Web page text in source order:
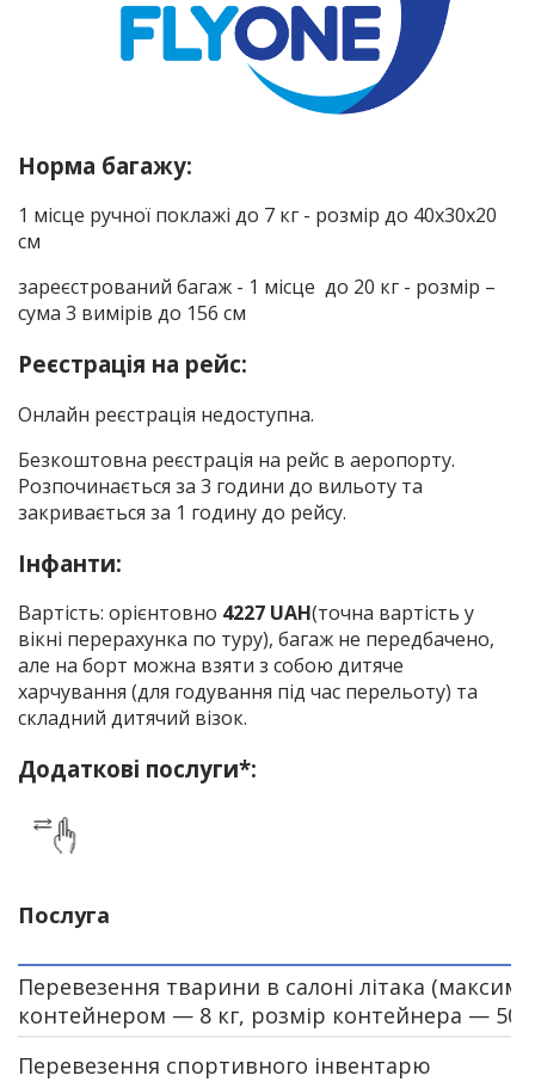
Норма багажу:
1 місце ручної поклажі до 7 кг - розмір до 40x30x20
cм
зареєстрований багаж - 1 місце до 20 кг - розмір –
сума 3 вимірів до 156 см
Реєстрація на рейс:
Онлайн реєстрація недоступна.
Безкоштовна реєстрація на рейс в аеропорту.
Розпочинається за 3 години до вильоту та
закривається за 1 годину до рейсу.
Інфанти:
Вартість: орієнтовно 4227 UAH(точна вартість у
вікні перерахунка по туру), багаж не передбачено,
але на борт можна взяти з собою дитяче
харчування (для годування під час перельоту) та
складний дитячий візок.
Додаткові послуги*:
Послуга
Перевезення тварини в салоні літака
контейнером — 8 кг, розмір контейнера — 50
Перевезення спортивного інвентарю